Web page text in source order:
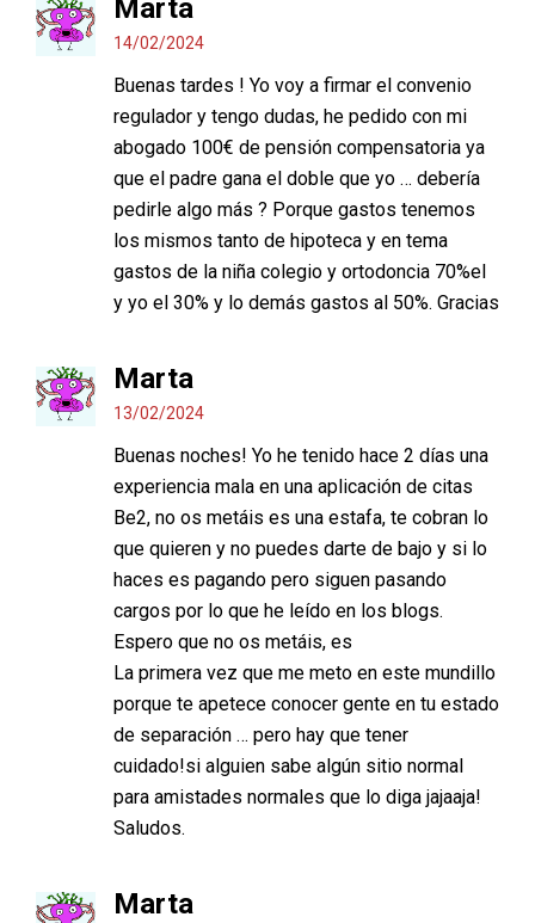
Marta
14/02/2024
Buenas tardes ! Yo voy a firmar el convenio
regulador y tengo dudas, he pedido con mi
abogado 100€ de pensión compensatoria ya
que el padre gana el doble que yo … debería
pedirle algo más ? Porque gastos tenemos
los mismos tanto de hipoteca y en tema
gastos de la niña colegio y ortodoncia 70%el
y yo el 30% y lo demás gastos al 50%. Gracias
Marta
13/02/2024
Buenas noches! Yo he tenido hace 2 días una
experiencia mala en una aplicación de citas
Be2, no os metáis es una estafa, te cobran lo
que quieren y no puedes darte de bajo y si lo
haces es pagando pero siguen pasando
cargos por lo que he leído en los blogs.
Espero que no os metáis, es
La primera vez que me meto en este mundillo
porque te apetece conocer gente en tu estado
de separación … pero hay que tener
cuidado!si alguien sabe algún sitio normal
para amistades normales que lo diga jajaaja!
Saludos.
Marta